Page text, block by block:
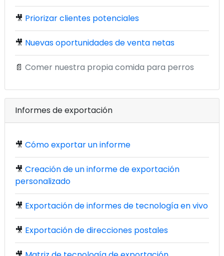
🎥 Priorizar clientes potenciales
🎥 Nuevas oportunidades de venta netas
📄 Comer nuestra propia comida para perros
Informes de exportación
🎥 Cómo exportar un informe
🎥 Creación de un informe de exportación
personalizado
🎥 Exportación de informes de tecnología en vivo
🎥 Exportación de direcciones postales